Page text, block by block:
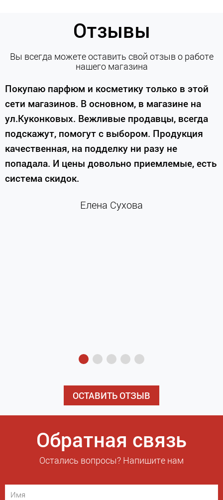
Отзывы
Вы всегда можете оставить свой отзыв о работе
нашего магазина
Покупаю парфюм и косметику только в этой
сети магазинов. В основном, в магазине на
ул.Куконковых. Вежливые продавцы, всегда
подскажут, помогут с выбором. Продукция
качественная, на подделку ни разу не
попадала. И цены довольно приемлемые, есть
система скидок.
Елена Сухова
ОСТАВИТЬ ОТЗЫВ
Обратная связь
Остались вопросы? Напишите нам